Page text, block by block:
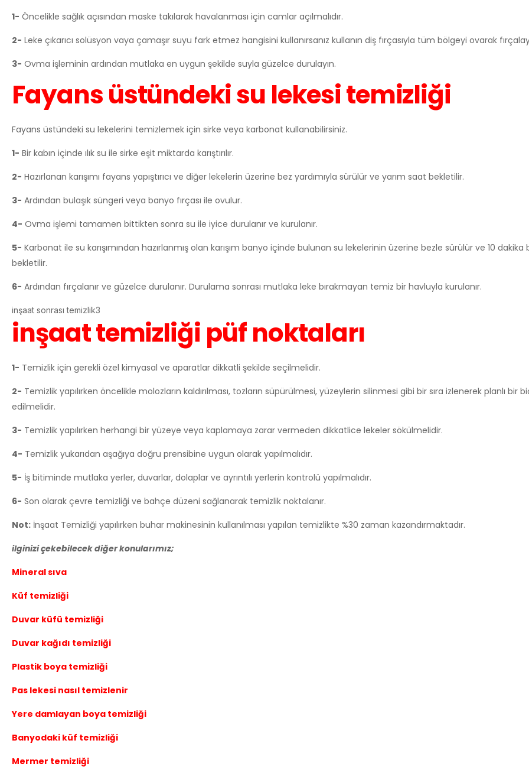
1- Öncelikle sağlık açısından maske takılarak havalanması için camlar açılmalıdır.
2- Leke çıkarıcı solüsyon vaya çamaşır suyu fark etmez hangisini kullanırsanız kullanın diş fırçasıyla tüm bölgeyi ovarak
3- Ovma işleminin ardından mutlaka en uygun şekilde suyla güzelce durulayın.
Fayans üstündeki su lekesi temizliği
Fayans üstündeki su lekelerini temizlemek için sirke veya karbonat kullanabilirsiniz.
1- Bir kabın içinde ılık su ile sirke eşit miktarda karıştırılır.
2- Hazırlanan karışımı fayans yapıştırıcı ve diğer lekelerin üzerine bez yardımıyla sürülür ve yarım saat bekletilir.
3- Ardından bulaşık süngeri veya banyo fırçası ile ovulur.
4- Ovma işlemi tamamen bittikten sonra su ile iyice durulanır ve kurulanır.
5- Karbonat ile su karışımından hazırlanmış olan karışım banyo içinde bulunan su lekelerinin üzerine bezle sürülür ve 10
bekletilir.
6- Ardından fırçalanır ve güzelce durulanır. Durulama sonrası mutlaka leke bırakmayan temiz bir havluyla kurulanır.
inşaat sonrası temizlik3
inşaat temizliği püf noktaları
1- Temizlik için gerekli özel kimyasal ve aparatlar dikkatli şekilde seçilmelidir.
2- Temizlik yapılırken öncelikle molozların kaldırılması, tozların süpürülmesi, yüzeylerin silinmesi gibi bir sıra izlenerek planlı bir
edilmelidir.
3- Temizlik yapılırken herhangi bir yüzeye veya kaplamaya zarar vermeden dikkatlice lekeler sökülmelidir.
4- Temizlik yukarıdan aşağıya doğru prensibine uygun olarak yapılmalıdır.
5- İş bitiminde mutlaka yerler, duvarlar, dolaplar ve ayrıntılı yerlerin kontrolü yapılmalıdır.
6- Son olarak çevre temizliği ve bahçe düzeni sağlanarak temizlik noktalanır.
Not: İnşaat Temizliği yapılırken buhar makinesinin kullanılması yapılan temizlikte %30 zaman kazandırmaktadır.
ilginizi çekebilecek diğer konularımız;
Mineral sıva
Küf temizliği
Duvar küfü temizliği
Duvar kağıdı temizliği
Plastik boya temizliği
Pas lekesi nasıl temizlenir
Yere damlayan boya temizliği
Banyodaki küf temizliği
Mermer temizliği